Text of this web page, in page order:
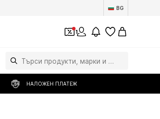
BG
1
НАЛОЖЕН ПЛАТЕЖ